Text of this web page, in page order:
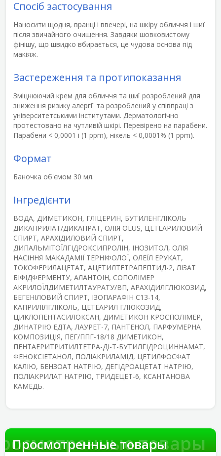
Спосіб застосування
Наносити щодня, вранці і ввечері, на шкіру обличчя і шиї
після звичайного очищення. Завдяки шовковистому
фінішу, що швидко вбирається, це чудова основа під
макіяж.
Застереження та протипоказання
Зміцнюючий крем для обличчя та шиї розроблений для
зниження ризику алергії та розроблений у співпраці з
університетськими інститутами. Дерматологічно
протестовано на чутливій шкірі. Перевірено на парабени.
Парабени < 0,0001 і (1 ppm), нікель < 0,0001% (1 ppm).
Формат
Баночка об'ємом 30 мл.
Інгредієнти
ВОДА, ДИМЕТИКОН, ГЛІЦЕРИН, БУТИЛЕНГЛІКОЛЬ
ДИКАПРИЛАТ/ДИКАПРАТ, ОЛІЯ OLUS, ЦЕТЕАРИЛОВИЙ
СПИРТ, АРАХІДИЛОВИЙ СПИРТ,
ДИПАЛЬМІТОЇЛГІДРОКСИПРОЛІН, ІНОЗИТОЛ, ОЛІЯ
НАСІННЯ МАКАДАМІЇ ТЕРНІФОЛОЇ, ОЛЕЇЛ ЕРУКАТ,
ТОКОФЕРИЛАЦЕТАТ, АЦЕТИЛТЕТРАПЕПТИД-2, ЛІЗАТ
БІФІДФЕРМЕНТУ, АЛАНТОЇН, СОПОЛІМЕР
АКРИЛОЇЛДИМЕТИЛТАУРАТУ/ВП, АРАХІДИЛГЛЮКОЗИД,
БЕГЕНІЛОВИЙ СПИРТ, ІЗОПАРАФІН С13-14,
КАПРИЛІЛГЛІКОЛЬ, ЦЕТЕАРИЛ ГЛЮКОЗИД,
ЦИКЛОПЕНТАСИЛОКСАН, ДИМЕТИКОН КРОСПОЛІМЕР,
ДИНАТРІЮ ЕДТА, ЛАУРЕТ-7, ПАНТЕНОЛ, ПАРФУМЕРНА
КОМПОЗИЦІЯ, ПЕГ/ППГ-18/18 ДИМЕТИКОН,
ПЕНТАЕРИТРИТИЛТЕТРА-ДІ-Т-БУТИЛГІДРОЦИННАМАТ,
ФЕНОКСІЕТАНОЛ, ПОЛІАКРИЛАМІД, ЦЕТИЛФОСФАТ
КАЛІЮ, БЕНЗОАТ НАТРІЮ, ДЕГІДРОАЦЕТАТ НАТРІЮ,
ПОЛІАКРИЛАТ НАТРІЮ, ТРИДЕЦЕТ-6, КСАНТАНОВА
КАМЕДЬ.
товары
Просмотренные товары